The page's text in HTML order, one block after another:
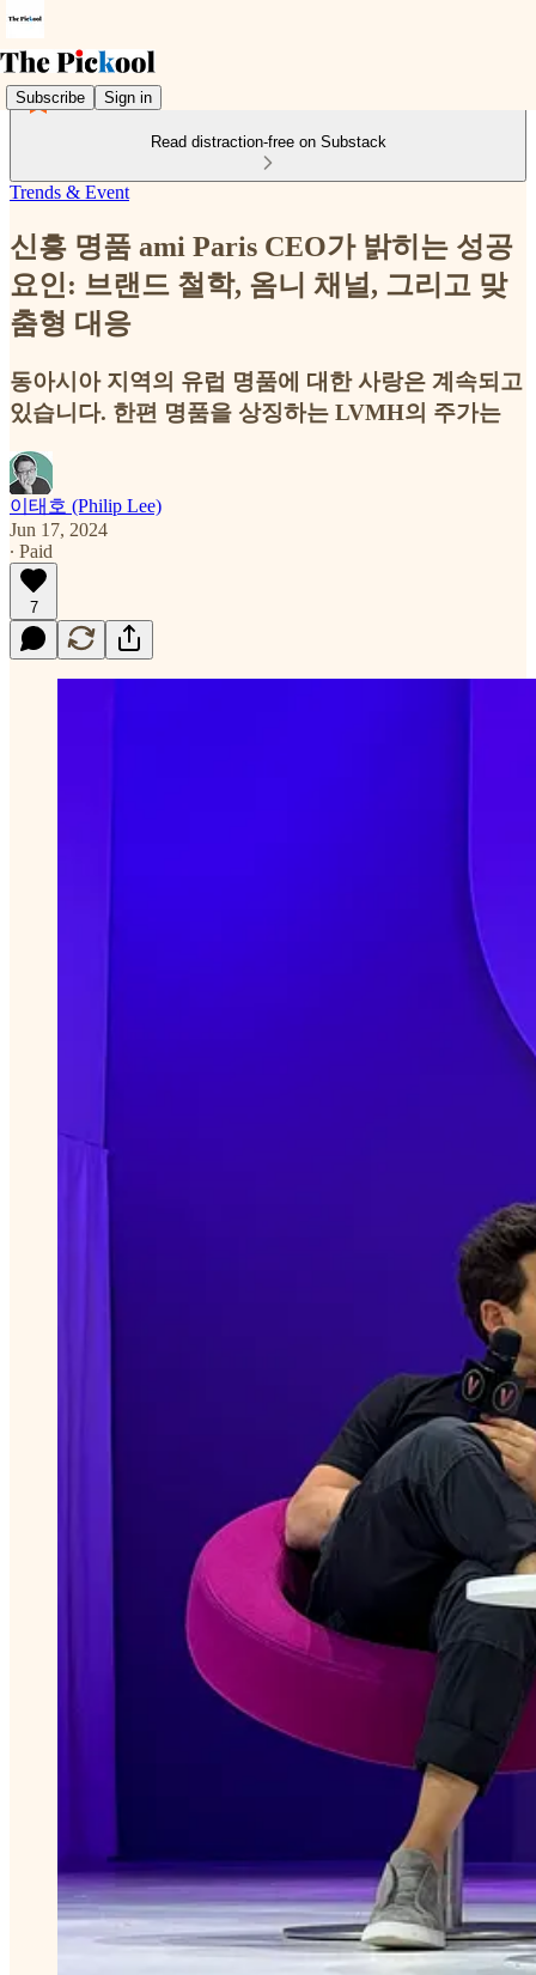
Subscribe Sign in
Read distraction-free on Substack
Trends & Event
신흥 명품 ami Paris CEO가 밝히는 성공
요인: 브랜드 철학, 옴니 채널, 그리고 맞
춤형 대응
동아시아 지역의 유럽 명품에 대한 사랑은 계속되고
있습니다. 한편 명품을 상징하는 LVMH의 주가는
이태호 (Philip Lee)
Jun 17, 2024
∙ Paid
7